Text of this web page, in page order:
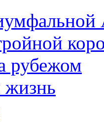
рубежом
жизнь